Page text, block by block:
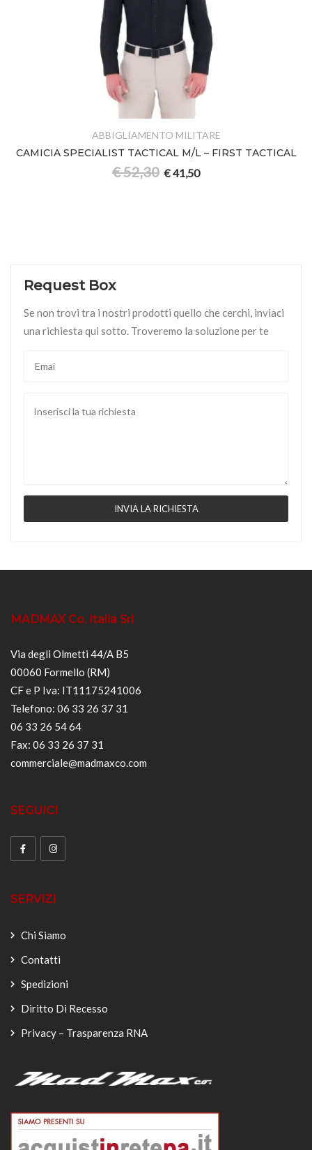
ABBIGLIAMENTO MILITARE
SPECIALIST TACTICAL M/L – FIRST TACTICAL
52,30 €41,50
Request Box
Se non trovi tra i nostri prodotti quello che cerchi, inviaci
una richiesta qui sotto. Troveremo la soluzione per te
MADMAX Co. Italia Srl
Via degli Olmetti 44/A B5
00060 Formello (RM)
CF e P Iva: IT11175241006
Telefono: 06 33 26 37 31
06 33 26 54 64
Fax: 06 33 26 37 31
commerciale@madmaxco.com
SEGUICI
SERVIZI
Chi Siamo
Contatti
Spedizioni
Diritto Di Recesso
Privacy – Trasparenza RNA